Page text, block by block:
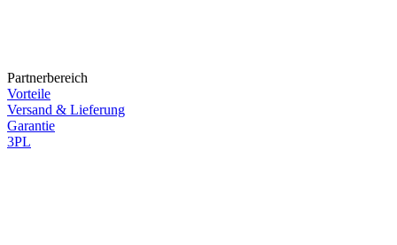
Partnerbereich
Vorteile
Versand & Lieferung
Garantie
3PL